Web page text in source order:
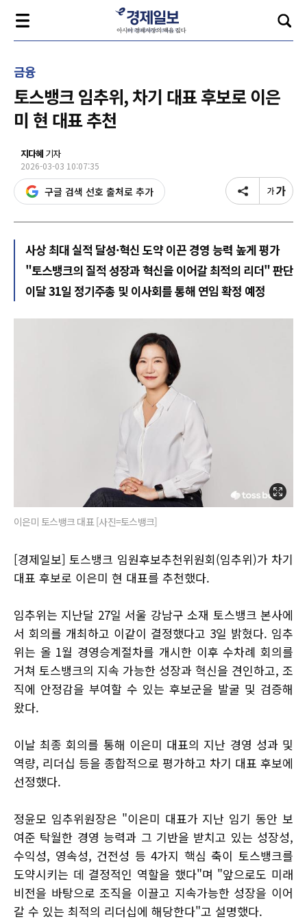
금융
토스뱅크 임추위, 차기 대표 후보로 이은
미 현 대표 추천
지다혜 기자
2026-03-03 10:07:35
구글 검색 선호 출처로 추가
사상 최대 실적 달성·혁신 도약 이끈 경영 능력 높게 평가
"토스뱅크의 질적 성장과 혁신을 이어갈 최적의 리더" 판단
이달 31일 정기주총 및 이사회를 통해 연임 확정 예정
이은미 토스뱅크 대표 [사진=토스뱅크]
[경제일보] 토스뱅크 임원후보추천위원회(임추위)가 차기
대표 후보로 이은미 현 대표를 추천했다.
임추위는 지난달 27일 서울 강남구 소재 토스뱅크 본사에
서 회의를 개최하고 이같이 결정했다고 3일 밝혔다. 임추
위는 올 1월 경영승계절차를 개시한 이후 수차례 회의를
거쳐 토스뱅크의 지속 가능한 성장과 혁신을 견인하고, 조
직에 안정감을 부여할 수 있는 후보군을 발굴 및 검증해
왔다.
이날 최종 회의를 통해 이은미 대표의 지난 경영 성과 및
역량, 리더십 등을 종합적으로 평가하고 차기 대표 후보에
선정했다.
정윤모 임추위원장은 "이은미 대표가 지난 임기 동안 보
여준 탁월한 경영 능력과 그 기반을 받치고 있는 성장성,
수익성, 영속성, 건전성 등 4가지 핵심 축이 토스뱅크를
도약시키는 데 결정적인 역할을 했다"며 "앞으로도 미래
비전을 바탕으로 조직을 이끌고 지속가능한 성장을 이어
갈 수 있는 최적의 리더십에 해당한다"고 설명했다.